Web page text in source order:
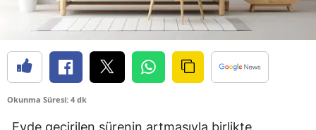
Okunma Süresi: 4 dk